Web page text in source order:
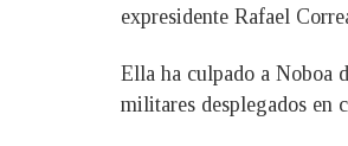
expresidente Rafael
Ella ha culpado a Noboa
militares desplegados en